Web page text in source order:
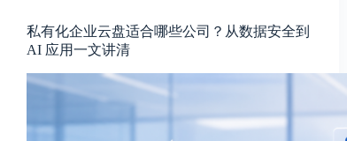
私有化企业云盘适合哪些公司？从数据安全到
AI 应用一文讲清